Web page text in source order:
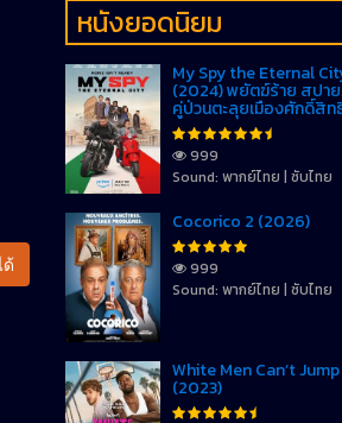
ด้
หนังยอดนิยม
My Spy the Eternal
(2024) พยัตฆ์ร้าย สปา
คู่ป่วนตะลุยเมืองศักดิ์สิท
999
Sound: พากย์ไทย | ซับไทย
Cocorico 2 (2026)
999
Sound: พากย์ไทย | ซับไทย
White Men Can’t Jump
(2023)